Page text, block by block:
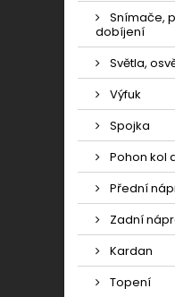
Snímače,
dobíjení
Světla,
Výfuk
Spojka
Pohon kol
Přední
Zadní
Kardan
Topení